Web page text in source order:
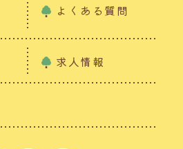
よくある質問
求人情報